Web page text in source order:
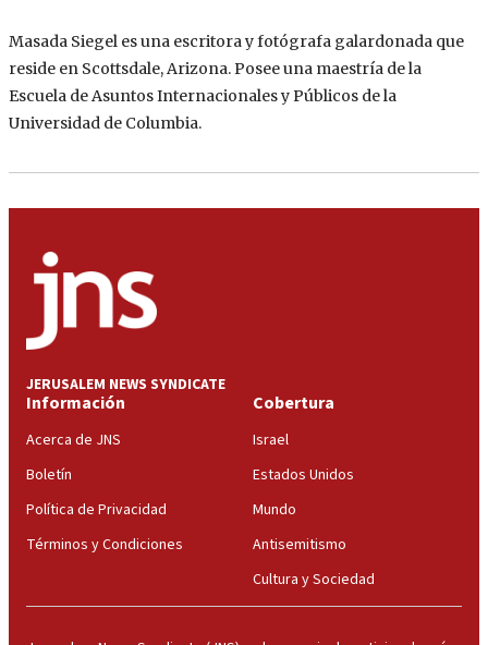
Masada Siegel es una escritora y fotógrafa galardonada que
reside en Scottsdale, Arizona. Posee una maestría de la
Escuela de Asuntos Internacionales y Públicos de la
Universidad de Columbia.
JERUSALEM NEWS SYNDICATE
Información
Acerca de JNS
Boletín
Política de Privacidad
Términos y Condiciones
Cobertura
Israel
Estados Unidos
Mundo
Antisemitismo
Cultura y Sociedad